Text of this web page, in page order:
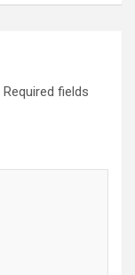
Required fields